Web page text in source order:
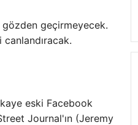
geçirmeyecek.
eski Facebook
Journal'ın (Jeremy